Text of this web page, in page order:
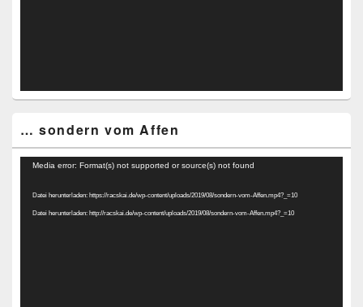
… sondern vom Affen
Video-
Media error: Format(s) not supported or source(s) not found
Datei herunterladen: https://racskai.de/wp-content/uploads/2019/08/sondern-vom-Affen.mp4?_=10
Datei herunterladen: http://racskai.de/wp-content/uploads/2019/08/sondern-vom-Affen.mp4?_=10